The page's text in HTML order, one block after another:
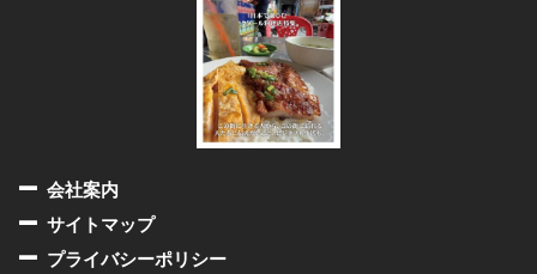
会社案内
サイトマップ
プライバシーポリシー